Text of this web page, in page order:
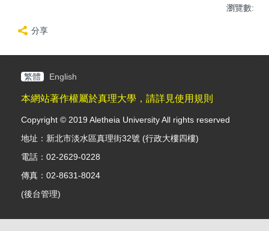
瀏覽數:
分享
繁體 English
本網站著作權屬於真理大學，請詳見使用規則
Copyright © 2019 Aletheia University All rights reserved
地址：新北市淡水區真理街32號 (行政大樓四樓)
電話：02-2629-0228
傳真：02-8631-8024
(後台管理)